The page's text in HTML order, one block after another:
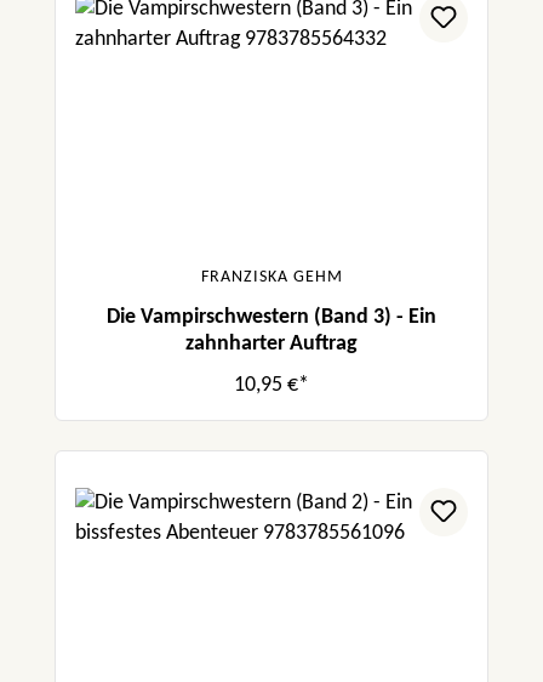
FRANZISKA GEHM
Die Vampirschwestern (Band 3) - Ein
zahnharter Auftrag
10,95 €*